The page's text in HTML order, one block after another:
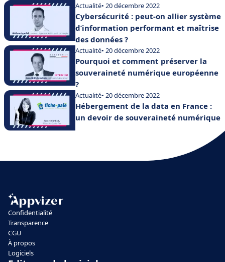
Actualité• 20 décembre 2022
Cybersécurité : peut-on allier système
d’information performant et maîtrise
des données ?
Actualité• 20 décembre 2022
Pourquoi et comment préserver la
souveraineté numérique européenne
?
Actualité• 20 décembre 2022
Hébergement de la data en France :
un devoir de souveraineté numérique
Confidentialité
Transparence
CGU
À propos
Logiciels